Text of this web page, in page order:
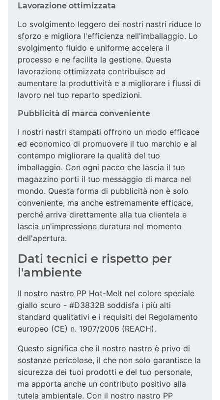
Lavorazione ottimizzata
Lo svolgimento leggero dei nostri nastri riduce lo
sforzo e migliora l'efficienza nell'imballaggio. Lo
svolgimento fluido e uniforme accelera il
processo e ne facilita la gestione. Questa
lavorazione ottimizzata contribuisce ad
aumentare la produttività e a migliorare i flussi di
lavoro nel tuo reparto spedizioni.
Pubblicità di marca conveniente
I nostri nastri stampati offrono un modo efficace
ed economico di promuovere il tuo marchio e al
contempo migliorare la qualità del tuo
imballaggio. Con ogni pacco che lascia il tuo
magazzino porti il tuo messaggio di marca nel
mondo. Questa forma di pubblicità non è solo
conveniente, ma anche estremamente efficace,
perché arriva direttamente alla tua clientela e
lascia un'impressione duratura nel momento
dell'apertura.
Dati tecnici e rispetto per
l'ambiente
Il nostro nastro PP Hot-Melt nel colore speciale
giallo scuro - #D3832B soddisfa i più alti
standard qualitativi e i requisiti del Regolamento
europeo (CE) n. 1907/2006 (REACH).
Questo significa che il nostro nastro è privo di
sostanze pericolose, il che non solo garantisce la
sicurezza dei tuoi prodotti e del tuo personale,
ma apporta anche un contributo positivo alla
tutela ambientale. Con il nostro nastro PP